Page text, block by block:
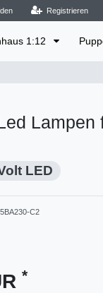
Registrieren
1:12
Lampen
LED
C2
*